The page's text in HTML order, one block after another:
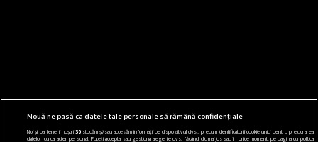
Nouă ne pasă ca datele tale personale să rămână confidențiale
Noi și partenerii noștri30stocăm și/sau accesăm informații pe dispozitivul dvs., precum identificatorii cookie unici pentru prelucrarea
datelor cu caracter personal. Puteți accepta sau gestiona alegerile dvs. făcând clic mai jos sau în orice moment, pe pagina cu politica